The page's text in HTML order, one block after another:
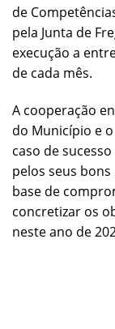
de
pela Junta de
execução a
de cada mês.
A cooperação
do Município e
caso de
pelos seus
base de
concretizar os
neste ano de